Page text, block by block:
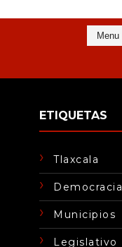
ETIQUETAS
Tlaxcala
Democracia
Municipios
Legislativo